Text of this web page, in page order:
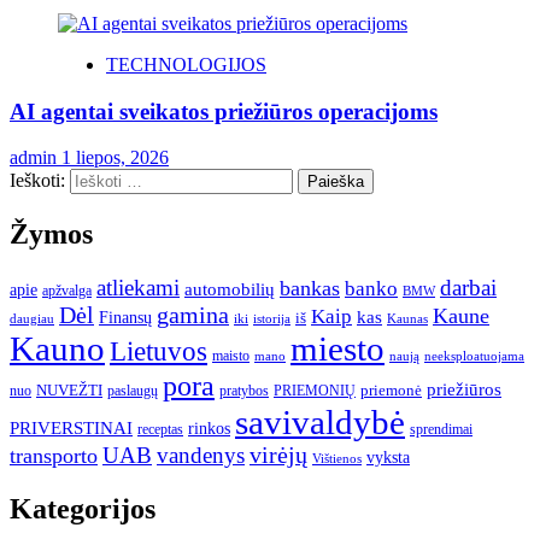
TECHNOLOGIJOS
AI agentai sveikatos priežiūros operacijoms
admin 1 liepos, 2026
Ieškoti:
Žymos
apie apžvalga atliekami automobilių bankas banko BMW darbai
daugiau Dėl Finansų gamina iki istorija iš Kaip kas Kaunas Kaune
KaunoLietuvos maisto mano miesto naują neeksploatuojama
nuo NUVEŽTI paslaugų pora pratybos PRIEMONIŲ priemonė priežiūros
PRIVERSTINAI receptas rinkos savivaldybė sprendimai
transporto UAB vandenysvirėjų Vištienos vyksta
Kategorijos